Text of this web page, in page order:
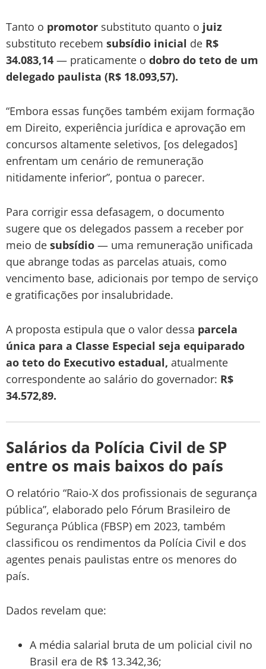
Tanto o promotor substituto quanto o juiz
substituto recebem subsídio inicial de R$
34.083,14 — praticamente o dobro do teto de um
delegado paulista (R$ 18.093,57).
“Embora essas funções também exijam formação
em Direito, experiência jurídica e aprovação em
concursos altamente seletivos, [os delegados]
enfrentam um cenário de remuneração
nitidamente inferior”, pontua o parecer.
Para corrigir essa defasagem, o documento
sugere que os delegados passem a receber por
meio de subsídio — uma remuneração unificada
que abrange todas as parcelas atuais, como
vencimento base, adicionais por tempo de serviço
e gratificações por insalubridade.
A proposta estipula que o valor dessa parcela
única para a Classe Especial seja equiparado
ao teto do Executivo estadual, atualmente
correspondente ao salário do governador: R$
34.572,89.
Salários da Polícia Civil de SP
entre os mais baixos do país
O relatório “Raio-X dos profissionais de segurança
pública”, elaborado pelo Fórum Brasileiro de
Segurança Pública (FBSP) em 2023, também
classificou os rendimentos da Polícia Civil e dos
agentes penais paulistas entre os menores do
país.
Dados revelam que:
A média salarial bruta de um policial civil no
Brasil era de R$ 13.342,36;